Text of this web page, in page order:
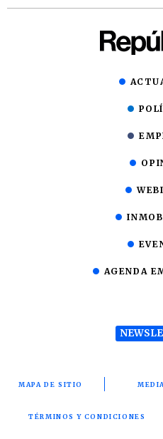
AGENDA
MAPA DE SITIO
TÉRMINOS Y CONDICIONES